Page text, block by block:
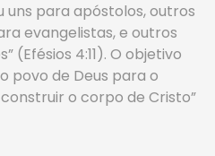
uns para apóstolos, outros
evangelistas, e outros
(Efésios 4:11). O objetivo
povo de Deus para o
o corpo de Cristo”